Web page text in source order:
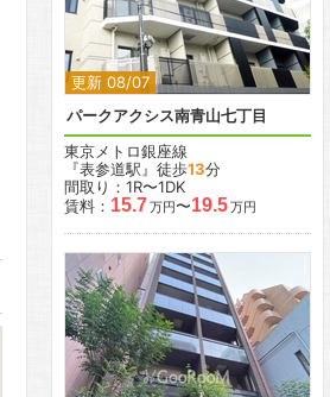
更新 08/07
パークアクシス南青山七丁目
東京メトロ銀座線
『表参道駅』徒歩13分
間取り：1R〜1DK
賃料： 15.7万円〜19.5万円